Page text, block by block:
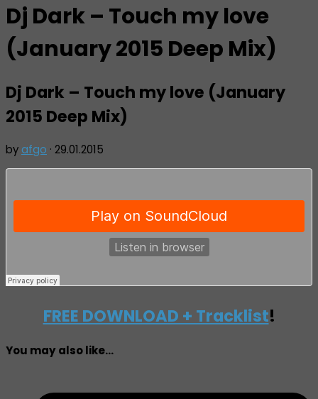
Dj Dark – Touch my love
(January 2015 Deep Mix)
Dj Dark – Touch my love (January
2015 Deep Mix)
byafgo · 29.01.2015
FREE DOWNLOAD + Tracklist!
You may also like...